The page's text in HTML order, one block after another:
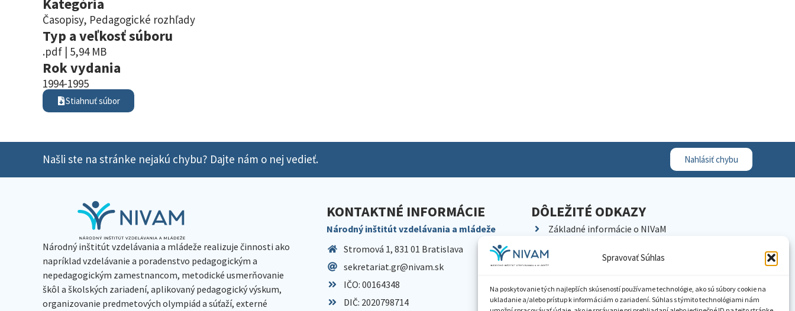
Spravovať Súhlas
Na poskytovanie tých najlepších skúseností používame technológie, ako sú súbory cookie na
ukladanie a/alebo prístup k informáciám o zariadení. Súhlas s týmito technológiami nám
Časopisy, Pedagogické rozhľady
Typ a veľkosť súboru
.pdf | 5,94 MB
Rok vydania
1994-1995
Stiahnuť súbor
Našli ste na stránke nejakú chybu? Dajte nám o nej vedieť. Nahlásiť chybu
Národný inštitút vzdelávania a mládeže realizuje činnosti ako
napríklad vzdelávanie a poradenstvo pedagogickým a
nepedagogickým zamestnancom, metodické usmerňovanie
škôl a školských zariadení, aplikovaný pedagogický výskum,
organizovanie predmetových olympiád a súťaží, externé
KONTAKTNÉ INFORMÁCIE
Národný inštitút vzdelávania a mládeže
Stromová 1, 831 01 Bratislava
sekretariat.gr@nivam.sk
IČO: 00164348
DIČ: 2020798714
DÔLEŽITÉ ODKAZY
Základné informácie o NIVaM
Kariéra
Pracoviská NIVaM